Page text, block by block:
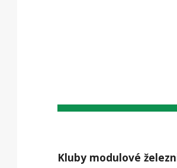
Kluby modulové